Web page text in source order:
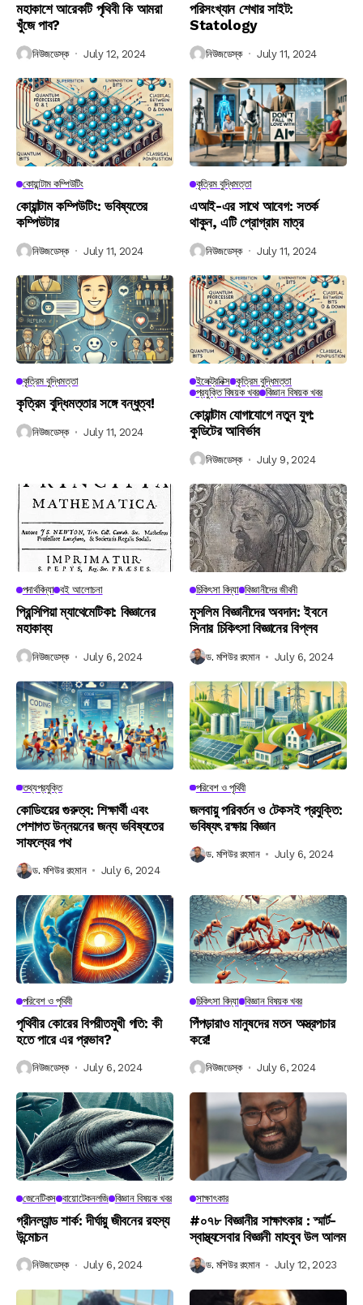
মহাকাশে আরেকটি পৃথিবী কি আমরা
খুঁজে পাব?
নিউজডেস্ক July 12, 2024
পরিসংখ্যান শেখার সাইট:
Statology
নিউজডেস্ক July 11, 2024
কোয়ান্টাম কম্পিউটিং
কোয়ান্টাম কম্পিউটিং: ভবিষ্যতের
কম্পিউটার
নিউজডেস্ক July 11, 2024
কৃত্রিম বুদ্ধিমত্তা
এআই-এর সাথে আবেগ: সতর্ক
থাকুন, এটি প্রোগ্রাম মাত্র
নিউজডেস্ক July 11, 2024
কৃত্রিম বুদ্ধিমত্তা
কৃত্রিম বুদ্ধিমত্তার সঙ্গে বন্ধুত্ব!
নিউজডেস্ক July 11, 2024
ইলেক্ট্রনিক্স কৃত্রিম বুদ্ধিমত্তা
প্রযুক্তি বিষয়ক খবর বিজ্ঞান বিষয়ক খবর
কোয়ান্টাম যোগাযোগে নতুন যুগ:
কুডিটের আবির্ভাব
নিউজডেস্ক July 9, 2024
পদার্থবিদ্যা বই আলোচনা
প্রিন্সিপিয়া ম্যাথেমেটিকা: বিজ্ঞানের
মহাকাব্য
নিউজডেস্ক July 6, 2024
চিকিৎসা বিদ্যা বিজ্ঞানীদের জীবনী
মুসলিম বিজ্ঞানীদের অবদান: ইবনে
সিনার চিকিৎসা বিজ্ঞানের বিপ্লব
ড. মশিউর রহমান July 6, 2024
তথ্যপ্রযুক্তি
কোডিংয়ের গুরুত্ব: শিক্ষার্থী এবং
পেশাগত উন্নয়নের জন্য ভবিষ্যতের
সাফল্যের পথ
ড. মশিউর রহমান July 6, 2024
পরিবেশ ও পৃথিবী
জলবায়ু পরিবর্তন ও টেকসই প্রযুক্তি:
ভবিষ্যৎ রক্ষায় বিজ্ঞান
ড. মশিউর রহমান July 6, 2024
পরিবেশ ও পৃথিবী
পৃথিবীর কোরের বিপরীতমুখী গতি: কী
হতে পারে এর প্রভাব?
নিউজডেস্ক July 6, 2024
চিকিৎসা বিদ্যা বিজ্ঞান বিষয়ক খবর
পিঁপড়ারাও মানুষদের মতন অস্ত্রপচার
করে!
নিউজডেস্ক July 6, 2024
জেনেটিকস বায়োটেকনলজি বিজ্ঞান বিষয়ক খবর
গ্রীনল্যান্ড শার্ক: দীর্ঘায়ু জীবনের রহস্য
উন্মোচন
নিউজডেস্ক July 6, 2024
সাক্ষাৎকার
#০৭৮ বিজ্ঞানীর সাক্ষাৎকার : স্মার্ট-
স্বাস্থ্যসেবার বিজ্ঞানী মাহবুব উল আলম
ড. মশিউর রহমান July 12, 2023